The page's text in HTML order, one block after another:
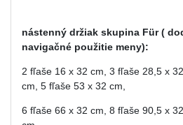
nástenný držiak skupina Für (
navigačné použitie meny):
2 fľaše 16 x 32 cm, 3 fľaše 28,5 x
cm, 5 fľaše 53 x 32 cm,
6 fľaše 66 x 32 cm, 8 fľaše 90,5 x